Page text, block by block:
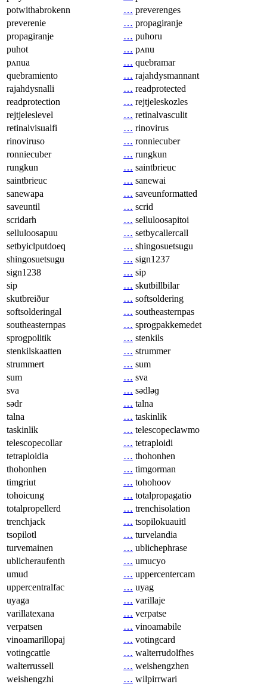
potwithabrokenn
… preverenges
preverenie
… propagiranje
propagiranje
… puhoru
puhot
… pʌnu
pʌnua
… quebramar
quebramiento
… rajahdysmannant
rajahdysnalli
… readprotected
readprotection
… rejtjeleskozles
rejtjeleslevel
… retinalvasculit
retinalvisualfi
… rinovirus
rinoviruso
… ronniecuber
ronniecuber
… rungkun
rungkun
… saintbrieuc
saintbrieuc
… sanewai
sanewapa
… saveunformatted
saveuntil
… scrid
scridarh
… selluloosapitoi
selluloosapuu
… setbycallercall
setbyiclputdoeq
… shingosuetsugu
shingosuetsugu
… sign1237
sign1238
… sip
sip
… skutbillbilar
skutbreiður
… softsoldering
softsolderingal
… southeasternpas
southeasternpas
… sprogpakkemedet
sprogpolitik
… stenkils
stenkilskaatten
… strummer
strummert
… sum
sum
… sva
sva
… sədləɡ
sədr
… talna
talna
… taskinlik
taskinlik
… telescopeclawmo
telescopecollar
… tetraploidi
tetraploidia
… thohonhen
thohonhen
… timgorman
timgriut
… tohohoov
tohoicung
… totalpropagatio
totalpropellerd
… trenchisolation
trenchjack
… tsopilokuauitl
tsopilotl
… turvelandia
turvemainen
… ublichephrase
ublicheraufenth
… umucyo
umud
… uppercentercam
uppercentralfac
… uyag
uyaga
… varillaje
varillatexana
… verpatse
verpatsen
… vinoamabile
vinoamarillopaj
… votingcard
votingcattle
… walterrudolfhes
walterrussell
… weishengzhen
weishengzhi
… wilpirrwari